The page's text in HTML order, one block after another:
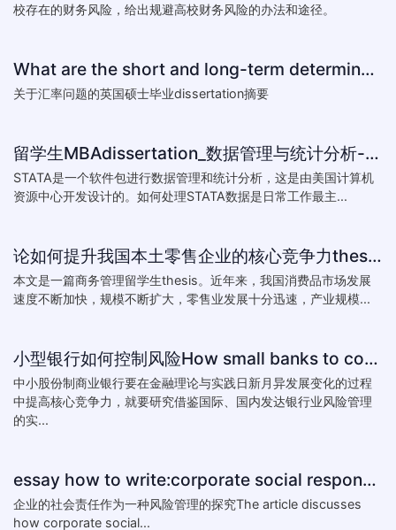
校存在的财务风险，给出规避高校财务风险的办法和途径。
What are the short and long-term determinants of exchange ra
关于汇率问题的英国硕士毕业dissertation摘要
留学生MBAdissertation_数据管理与统计分析-如何处理STATA数据_How to deal with data with ST
STATA是一个软件包进行数据管理和统计分析，这是由美国计算机
资源中心开发设计的。如何处理STATA数据是日常工作最主...
论如何提升我国本土零售企业的核心竞争力thesis:The theory of how to improve the core competitiveness of domestic retail e
本文是一篇商务管理留学生thesis。近年来，我国消费品市场发展
速度不断加快，规模不断扩大，零售业发展十分迅速，产业规模...
小型银行如何控制风险How small banks to control risk
中小股份制商业银行要在金融理论与实践日新月异发展变化的过程
中提高核心竞争力，就要研究借鉴国际、国内发达银行业风险管理
的实...
essay how to write:corporate social responsibility practice
企业的社会责任作为一种风险管理的探究The article discusses
how corporate social...